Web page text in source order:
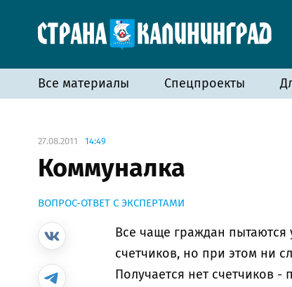
Все материалы Спецпроекты
27.08.2011 14:49
Коммуналка
ВОПРОС-ОТВЕТ С ЭКСПЕРТАМИ
Все чаще граждан пытаются
счетчиков, но при этом ни
Получается нет счетчиков